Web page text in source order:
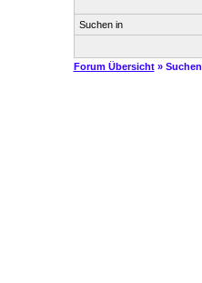
Suchen in
Forum Übersicht» Suchen